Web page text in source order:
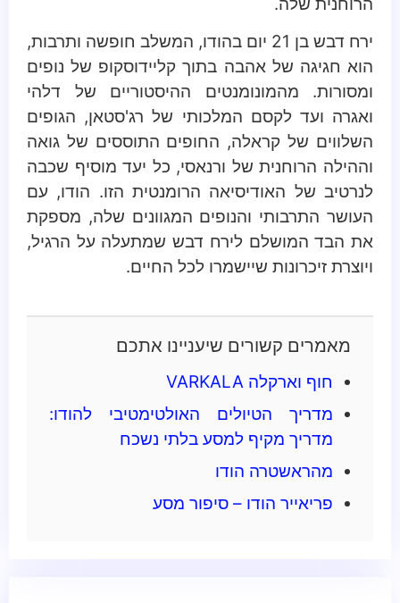
ירח דבש בן 21 יום בהודו, המשלב חופשה ותרבות,
הוא חגיגה של אהבה בתוך קליידוסקופ של נופים
ומסורות. מהמונומנטים ההיסטוריים של דלהי
ואגרה ועד לקסם המלכותי של רג'סטאן, הגופים
השלווים של קראלה, החופים התוססים של גואה
וההילה הרוחנית של ורנאסי, כל יעד מוסיף שכבה
לנרטיב של האודיסיאה הרומנטית הזו. הודו, עם
העושר התרבותי והנופים המגוונים שלה, מספקת
את הבד המושלם לירח דבש שמתעלה על הרגיל,
ויוצרת זיכרונות שיישמרו לכל החיים.
מאמרים קשורים שיעניינו אתכם
חוף וארקלה VARKALA
מדריך הטיולים האולטימטיבי להודו:
מדריך מקיף למסע בלתי נשכח
מהראשטרה הודו
פריאייר הודו – סיפור מסע